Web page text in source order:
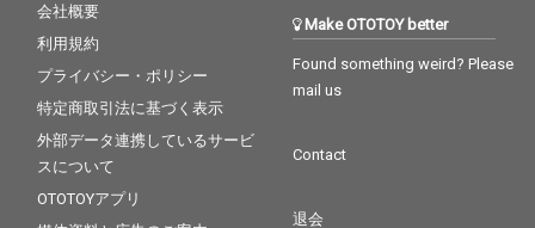
会社概要
利用規約
プライバシー・ポリシー
特定商取引法に基づく表示
外部データ連携しているサービ
スについて
OTOTOYアプリ
Make OTOTOY better
Found something weird? Please
mail us
Contact
退会